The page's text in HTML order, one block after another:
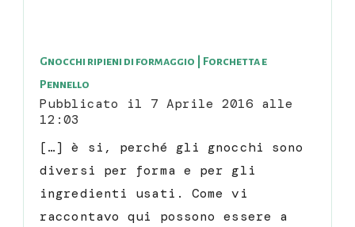
Gnocchi ripieni di formaggio | Forchetta e
Pennello
Pubblicato il 7 Aprile 2016 alle
12:03
[…] è si, perché gli gnocchi sono
diversi per forma e per gli
ingredienti usati. Come vi
raccontavo qui possono essere a